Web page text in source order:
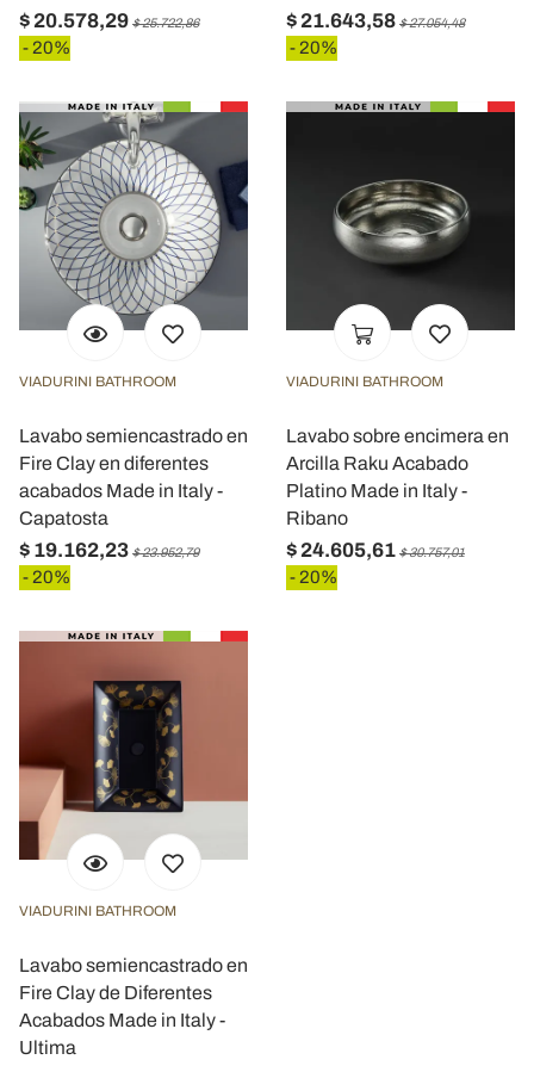
$ 20.578,29 $ 25.722,86
- 20%
$ 21.643,58 $ 27.054,48
- 20%
VIADURINI BATHROOM
Lavabo semiencastrado en
Fire Clay en diferentes
acabados Made in Italy -
Capatosta
$ 19.162,23 $ 23.952,79
- 20%
VIADURINI BATHROOM
Lavabo sobre encimera en
Arcilla Raku Acabado
Platino Made in Italy -
Ribano
$ 24.605,61 $ 30.757,01
- 20%
VIADURINI BATHROOM
Lavabo semiencastrado en
Fire Clay de Diferentes
Acabados Made in Italy -
Ultima